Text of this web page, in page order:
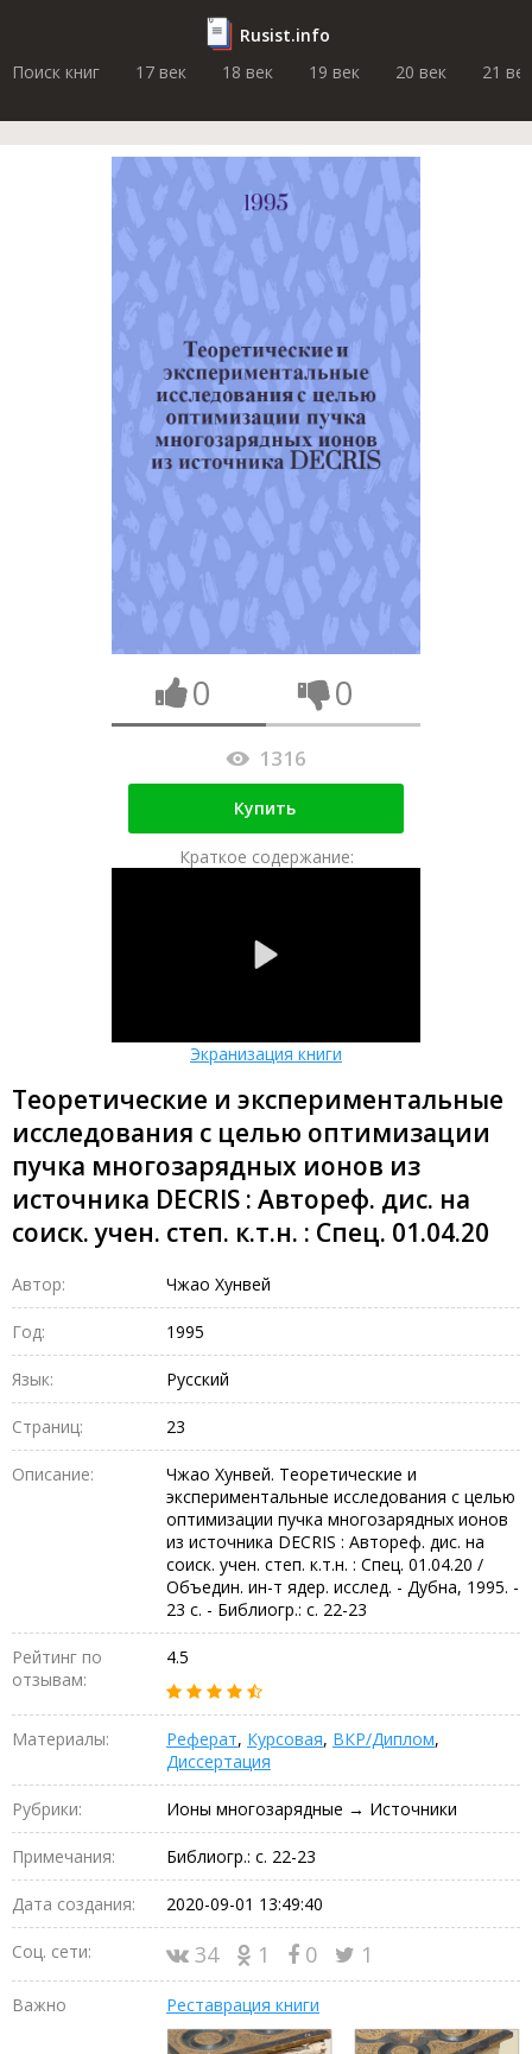
Rusist.info
Поиск книг
17 век 18 век 19 век 20 век 21 век
0 0
1316
Купить
Краткое содержание:
Экранизация книги
Теоретические и экспериментальные
исследования с целью оптимизации
пучка многозарядных ионов из
источника DECRIS : Автореф. дис. на
соиск. учен. степ. к.т.н. : Спец. 01.04.20
Автор: Чжао Хунвей
Год: 1995
Язык: Русский
Страниц: 23
Описание:
Чжао Хунвей. Теоретические и
экспериментальные исследования с целью
оптимизации пучка многозарядных ионов
из источника DECRIS : Автореф. дис. на
соиск. учен. степ. к.т.н. : Спец. 01.04.20 /
Объедин. ин-т ядер. исслед. - Дубна, 1995. -
23 с. - Библиогр.: с. 22-23
Рейтинг по
отзывам:
4.5
Материалы: Реферат, Курсовая, ВКР/Диплом,
Диссертация
Рубрики: Ионы многозарядные → Источники
Примечания: Библиогр.: с. 22-23
Дата создания: 2020-09-01 13:49:40
Соц. сети: 34 1 0 1
Важно Реставрация книги